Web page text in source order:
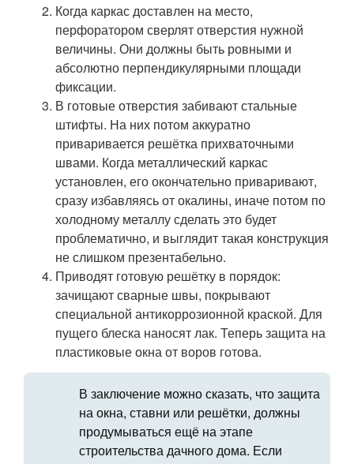
Когда каркас доставлен на место,
перфоратором сверлят отверстия нужной
величины. Они должны быть ровными и
абсолютно перпендикулярными площади
фиксации.
В готовые отверстия забивают стальные
штифты. На них потом аккуратно
приваривается решётка прихваточными
швами. Когда металлический каркас
установлен, его окончательно приваривают,
сразу избавляясь от окалины, иначе потом по
холодному металлу сделать это будет
проблематично, и выглядит такая конструкция
не слишком презентабельно.
Приводят готовую решётку в порядок:
зачищают сварные швы, покрывают
специальной антикоррозионной краской. Для
пущего блеска наносят лак. Теперь защита на
пластиковые окна от воров готова.
В заключение можно сказать, что защита
на окна, ставни или решётки, должны
продумываться ещё на этапе
строительства дачного дома. Если